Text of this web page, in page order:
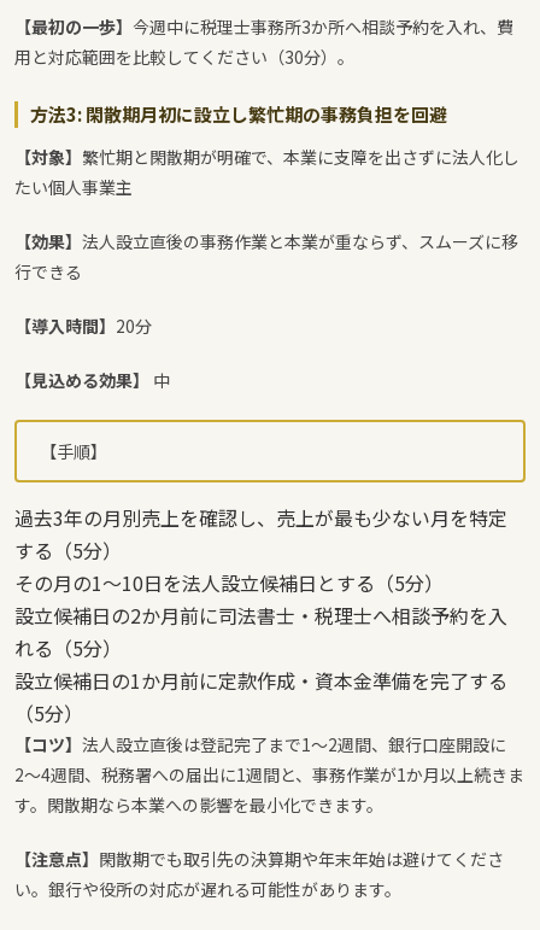
【最初の一歩】 今週中に税理士事務所3か所へ相談予約を入れ、費
用と対応範囲を比較してください（30分）。
方法3: 閑散期月初に設立し繁忙期の事務負担を回避
【対象】 繁忙期と閑散期が明確で、本業に支障を出さずに法人化し
たい個人事業主
【効果】 法人設立直後の事務作業と本業が重ならず、スムーズに移
行できる
【導入時間】 20分
【見込める効果】 中
【手順】
過去3年の月別売上を確認し、売上が最も少ない月を特定
する（5分）
その月の1〜10日を法人設立候補日とする（5分）
設立候補日の2か月前に司法書士・税理士へ相談予約を入
れる（5分）
設立候補日の1か月前に定款作成・資本金準備を完了する
（5分）
【コツ】 法人設立直後は登記完了まで1〜2週間、銀行口座開設に
2〜4週間、税務署への届出に1週間と、事務作業が1か月以上続きま
す。閑散期なら本業への影響を最小化できます。
【注意点】 閑散期でも取引先の決算期や年末年始は避けてくださ
い。銀行や役所の対応が遅れる可能性があります。